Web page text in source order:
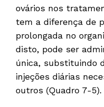
ovários nos
tem a diferença de
prolongada no
disto, pode ser
única, substituindo
injeções diárias
outros (Quadro 7-5).